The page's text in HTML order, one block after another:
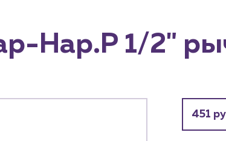
Нар.Р 1/2"
451